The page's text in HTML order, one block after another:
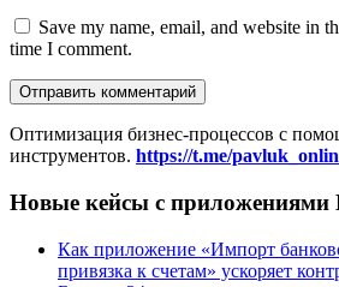
Save my name, email, and website in
time I comment.
Оптимизация бизнес-процессов с
инструментов. https://t.me/
Новые кейсы с приложениями
Как приложение «Импорт
привязка к счетам» ускоряет